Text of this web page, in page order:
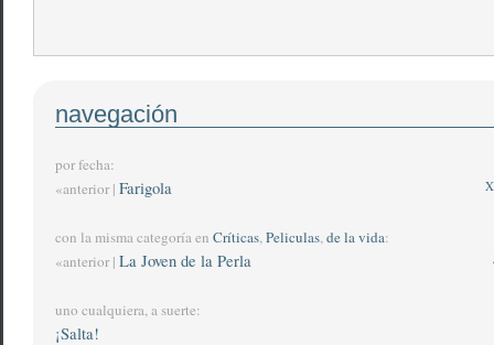
navegación
por fecha:
«anterior | Farigola
con la misma categoría en Críticas,Peliculas,de la vida:
«anterior | La Joven de la Perla
uno cualquiera, a suerte:
¡Salta!